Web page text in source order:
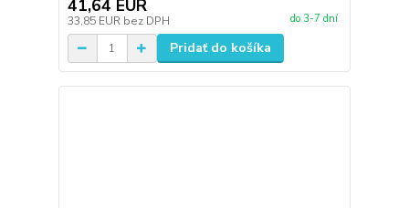
41,64 EUR
33,85 EUR bez DPH do 3-7 dní
Pridať do košíka